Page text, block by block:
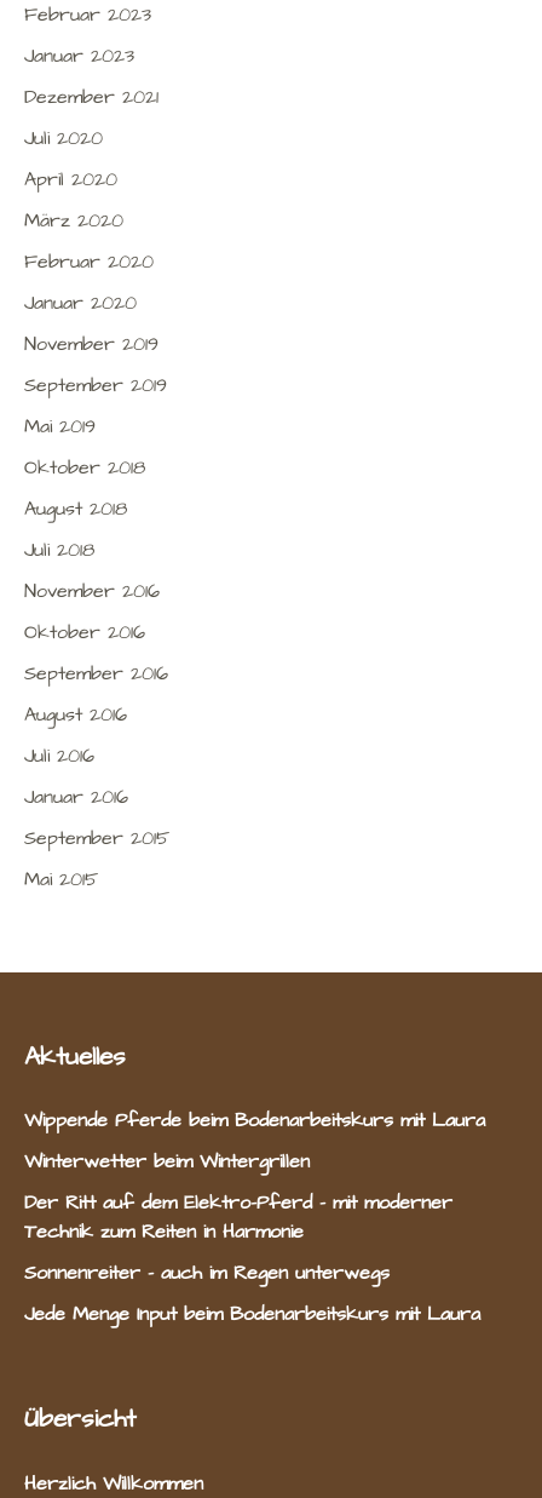
Februar 2023
Januar 2023
Dezember 2021
Juli 2020
April 2020
März 2020
Februar 2020
Januar 2020
November 2019
September 2019
Mai 2019
Oktober 2018
August 2018
Juli 2018
November 2016
Oktober 2016
September 2016
August 2016
Juli 2016
Januar 2016
September 2015
Mai 2015
Aktuelles
Wippende Pferde beim Bodenarbeitskurs mit Laura
Winterwetter beim Wintergrillen
Der Ritt auf dem Elektro-Pferd – mit moderner
Technik zum Reiten in Harmonie
Sonnenreiter – auch im Regen unterwegs
Jede Menge Input beim Bodenarbeitskurs mit Laura
Übersicht
Herzlich Willkommen